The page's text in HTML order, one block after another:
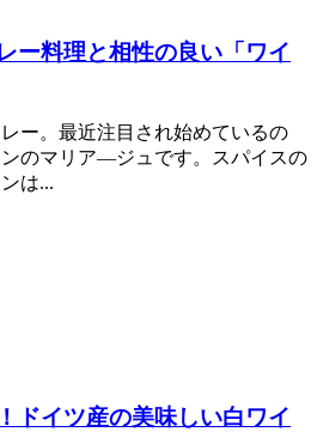
ー料理と相性の良い「ワイ
ー。最近注目され始めているの
のマリア―ジュです。スパイスの
は...
ドイツ産の美味しい白ワイ